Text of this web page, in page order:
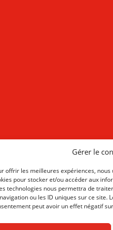
Gérer le
offrir les meilleures expériences,
pour stocker et/ou accéder aux
technologies nous permettra de
ou les ID uniques sur ce site.
peut avoir un effet négatif